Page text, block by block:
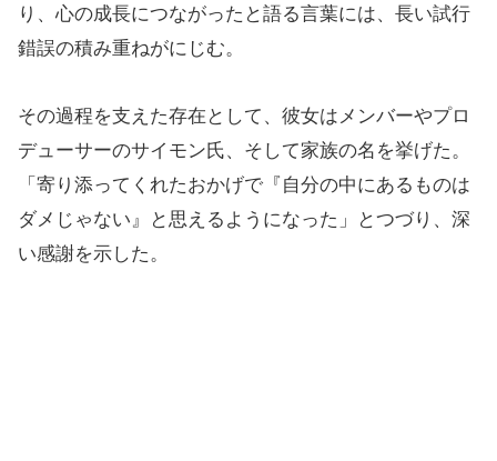
り、心の成長につながったと語る言葉には、長い試行
錯誤の積み重ねがにじむ。
その過程を支えた存在として、彼女はメンバーやプロ
デューサーのサイモン氏、そして家族の名を挙げた。
「寄り添ってくれたおかげで『自分の中にあるものは
ダメじゃない』と思えるようになった」とつづり、深
い感謝を示した。